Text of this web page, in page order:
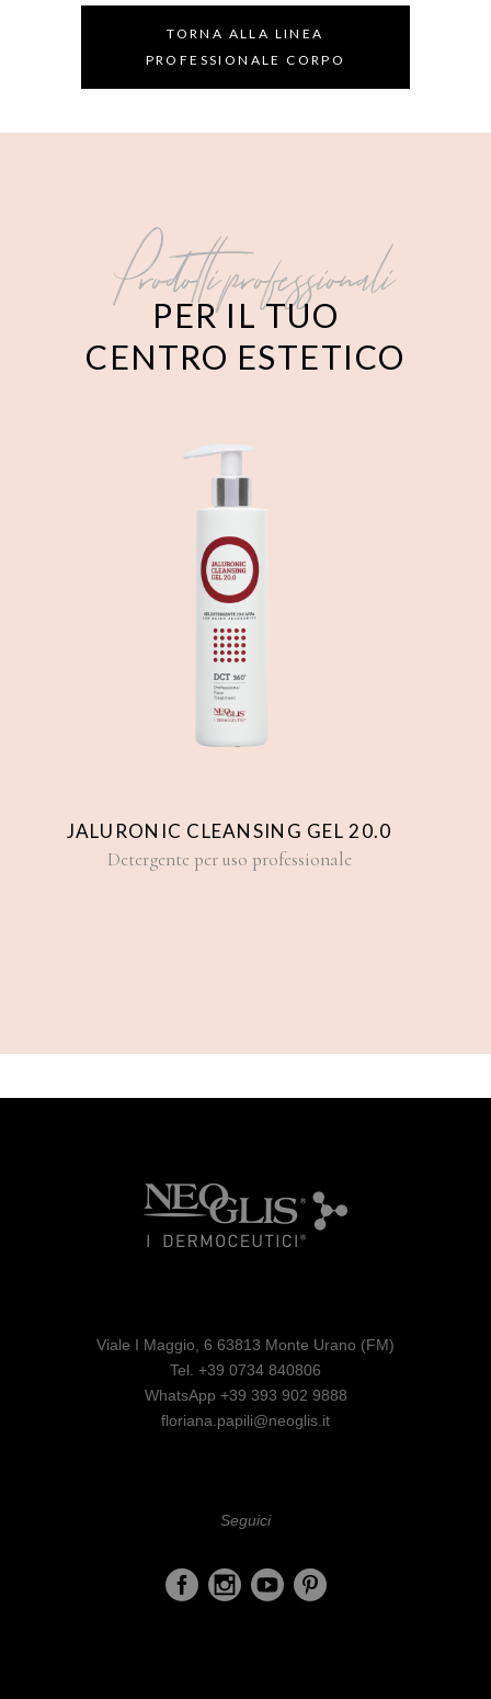
TORNA ALLA LINEA
PROFESSIONALE CORPO
Prodotti professionali
PER IL TUO
CENTRO ESTETICO
CLEANSING GEL 20.0
per uso professionale
PH ACID
Regolatore del PH per
Viale I Maggio, 6 63813 Monte Urano (FM)
Tel. +39 0734 840806
WhatsApp +39 393 902 9888
floriana.papili@neoglis.it
Seguici